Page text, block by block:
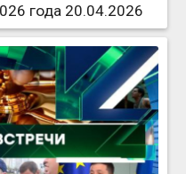
года 20.04.2026